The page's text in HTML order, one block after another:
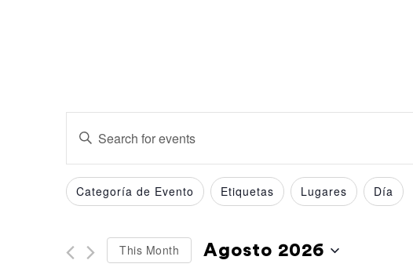
and
Views
Navigation
Enter
Search
for
Keyword.
Filters
Changing
any
the
Categoría de Evento Etiquetas Lugares Día
This Month Agosto 2026